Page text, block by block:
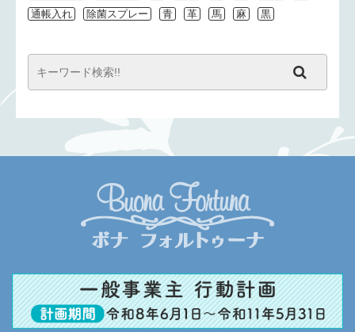
通帳入れ
除菌スプレー 青 革 馬 麻 黒